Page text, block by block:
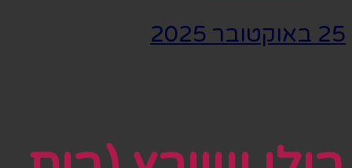
25 באוקטובר 2025